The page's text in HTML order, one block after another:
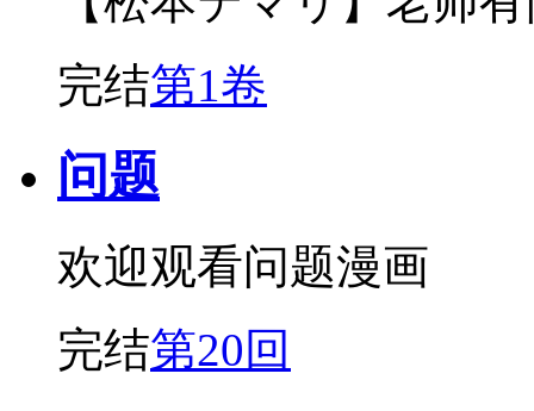
完结第1卷
问题
欢迎观看问题漫画
完结第20回